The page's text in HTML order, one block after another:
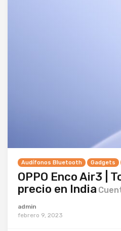
Audífonos Bluetooth Gadgets
OPPO Enco Air3 |
precio en India
admin
febrero 9, 2023